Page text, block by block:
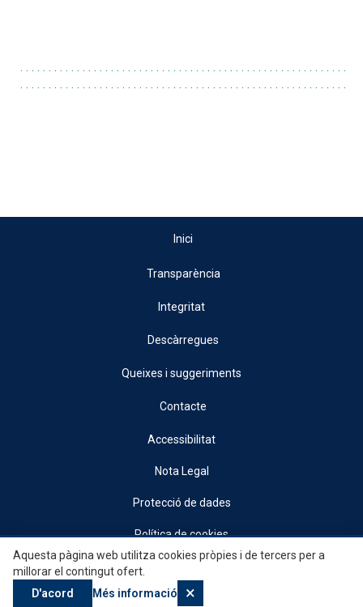
. . . . . . . . . . . . . . . . . . . . . . . . . . . . . . . . . . . . . . . . . . . . . . . . . . . . . . . . . .
. . . . . . . . . . . . . . . . . . . . . . . . . . . . . . . . . . . . . . . . . . . . . . . . . . . . . . . . . .
Inici
Transparència
Integritat
Descàrregues
Queixes i suggeriments
Contacte
Accessibilitat
Nota Legal
Protecció de dades
Política de cookies
© 2026, Generalitat • Conselleria d’Indústria, Turisme, Innovació i Comerç •
Institut Valencià de Competitivitat Empresarial
Aquesta pàgina web utilitza cookies pròpies i de tercers per a
millorar el contingut ofert.
D'acord
Més informació ×